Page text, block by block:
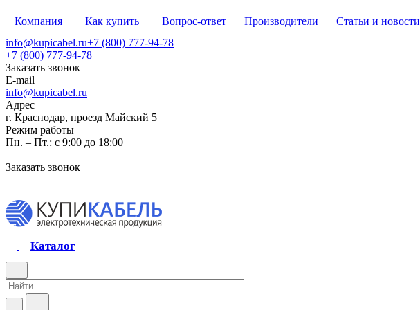
Компания Как купить Вопрос-ответ Производители Статьи и новости
info@kupicabel.ru+7 (800) 777-94-78
+7 (800) 777-94-78
Заказать звонок
E-mail
info@kupicabel.ru
Адрес
г. Краснодар, проезд Майский 5
Режим работы
Пн. – Пт.: с 9:00 до 18:00
Заказать звонок
Каталог